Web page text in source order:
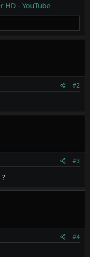
HD - YouTube
#2
#3
#4